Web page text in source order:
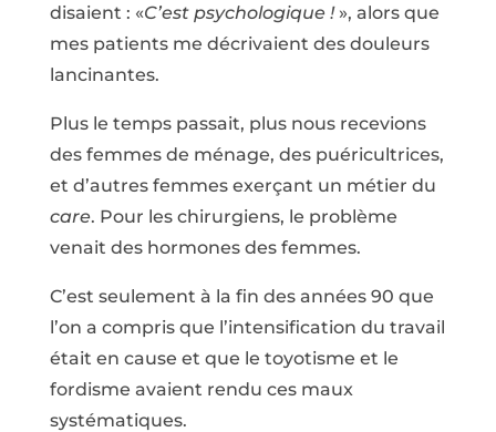
disaient : «C’est psychologique !», alors que
mes patients me décrivaient des douleurs
lancinantes.
Plus le temps passait, plus nous recevions
des femmes de ménage, des puéricultrices,
et d’autres femmes exerçant un métier du
care. Pour les chirurgiens, le problème
venait des hormones des femmes.
C’est seulement à la fin des années 90 que
l’on a compris que l’intensification du travail
était en cause et que le toyotisme et le
fordisme avaient rendu ces maux
systématiques.